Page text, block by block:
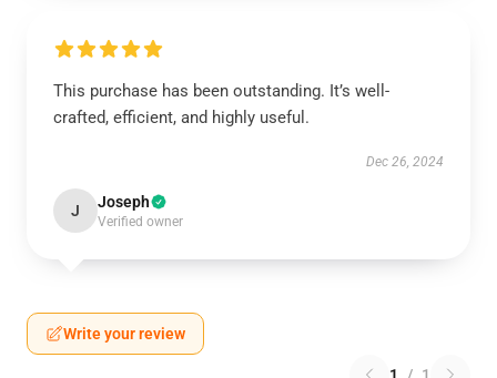
This purchase has been outstanding. It’s well-
crafted, efficient, and highly useful.
Dec 26, 2024
J Joseph
Verified owner
Write your review